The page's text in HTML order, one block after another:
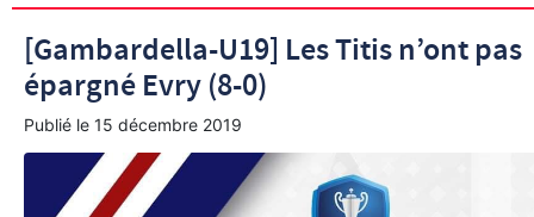
[Gambardella-U19] Les Titis n’ont pas
épargné Evry (8-0)
Publié le 15 décembre 2019